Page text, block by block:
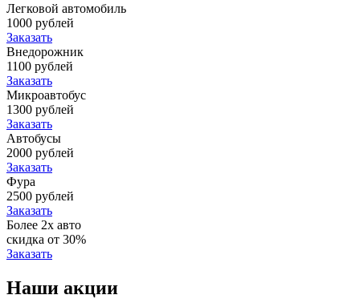
Легковой автомобиль
1000 рублей
Заказать
Внедорожник
1100 рублей
Заказать
Микроавтобус
1300 рублей
Заказать
Автобусы
2000 рублей
Заказать
Фура
2500 рублей
Заказать
Более 2х авто
скидка от 30%
Заказать
Наши акции